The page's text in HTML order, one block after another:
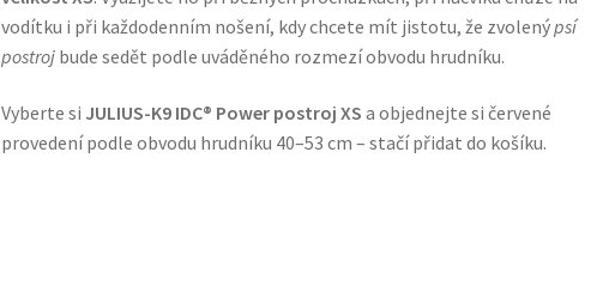
vodítku i při každodenním nošení, kdy chcete mít jistotu, že zvolenýpsí
postrojbude sedět podle uváděného rozmezí obvodu hrudníku.
Vyberte si JULIUS-K9 IDC® Power postroj XS a objednejte si červené
provedení podle obvodu hrudníku 40–53 cm – stačí přidat do košíku.